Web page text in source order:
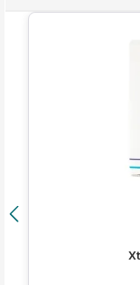
Produktgalerie